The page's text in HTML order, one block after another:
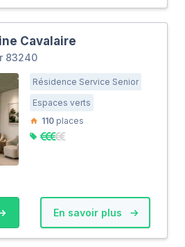
Cavalaire
83240
Résidence Service Senior
Espaces verts
110 places
En savoir plus